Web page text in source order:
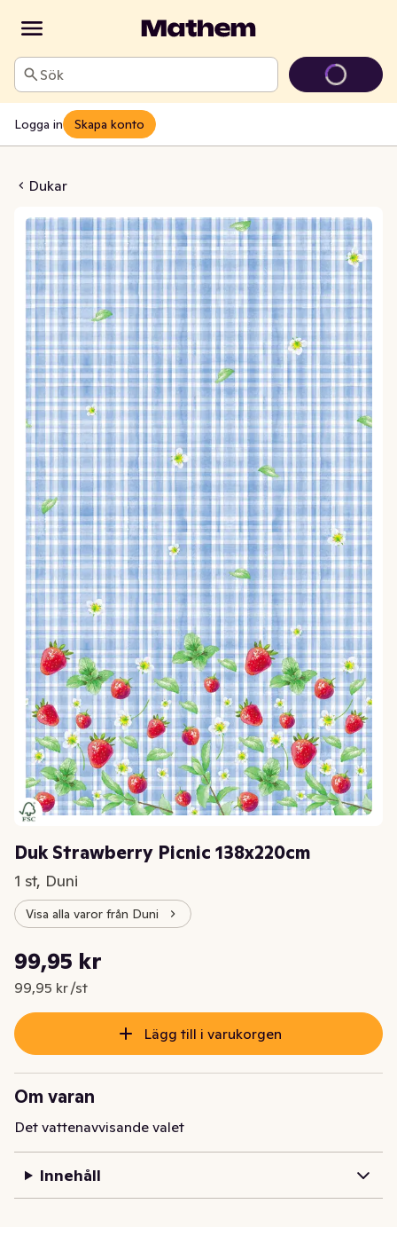
Sök
Logga in Skapa konto
Dukar
Picnic 138x220cm
Duk Strawberry Picnic 138x220cm
1 st, Duni
Visa alla varor från Duni
Nuvarande pris är: 99,95 kr
99,95 kr
99,95 kr /st
Styckpris: 99,95 kr /st
Lägg till i varukorgen
Om varan
Det vattenavvisande valet
Innehåll